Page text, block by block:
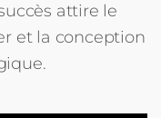
attire le
et la conception